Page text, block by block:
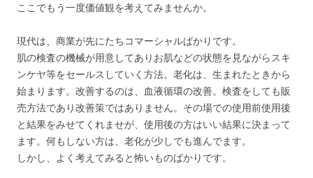
ここでもう一度価値観を考えてみませんか。
現代は、商業が先にたちコマーシャルばかりです。
肌の検査の機械が用意してありお肌などの状態を見ながらスキ
ンケヤ等をセールスしていく方法。老化は、生まれたときから
始まります。改善するのは、血液循環の改善。検査をしても販
売方法であり改善策ではありません。その場での使用前使用後
と結果をみせてくれませが、使用後の方はいい結果に決まって
ます。何もしない方は、老化が少しでも進んでます。
しかし、よく考えてみると怖いものばかりです。